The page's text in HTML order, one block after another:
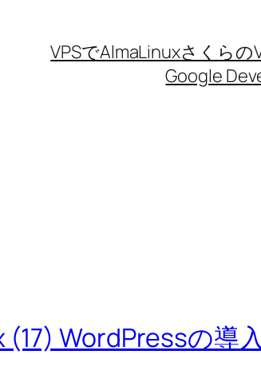
VPSでAlmaLinuxさくらの
Google
(17) WordPressの導入